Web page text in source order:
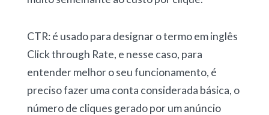
CTR: é usado para designar o termo em inglês
Click through Rate, e nesse caso, para
entender melhor o seu funcionamento, é
preciso fazer uma conta considerada básica, o
número de cliques gerado por um anúncio